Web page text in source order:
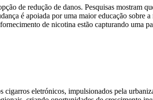
de redução de danos. Pesquisas mostram
é apoiada por uma maior educação sobre
de nicotina estão capturando uma
eletrónicos, impulsionados pela